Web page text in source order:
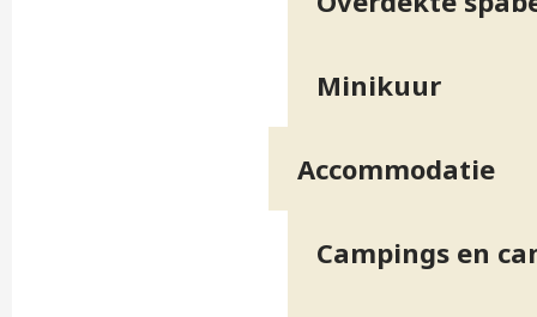
Minikuur
Accommodatie
Campings en